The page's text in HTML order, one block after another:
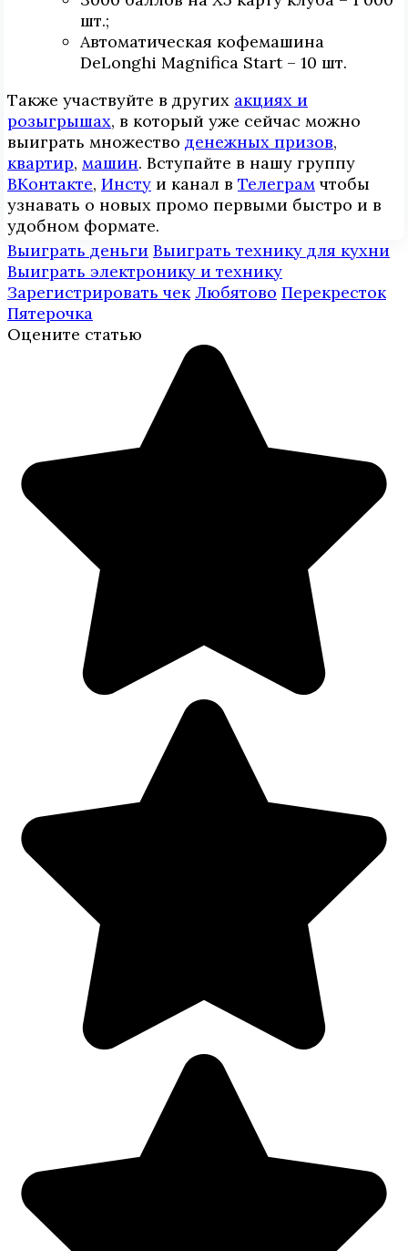
шт.;
Автоматическая кофемашина
DeLonghi Magnifica Start – 10 шт.
Также участвуйте в других акциях и
розыгрышах, в который уже сейчас можно
выиграть множество денежных призов,
квартир, машин. Вступайте в нашу группу
ВКонтакте, Инcтy и канал в Телеграм чтобы
узнавать о новых промо первыми быстро и в
удобном формате.
Выиграть деньги Выиграть технику для кухни
Выиграть электронику и технику
Зарегистрировать чек Любятово Перекресток
Пятерочка
Оцените статью